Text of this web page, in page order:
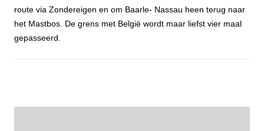
route via Zondereigen en om Baarle- Nassau heen terug naar
het Mastbos. De grens met België wordt maar liefst vier maal
gepasseerd.